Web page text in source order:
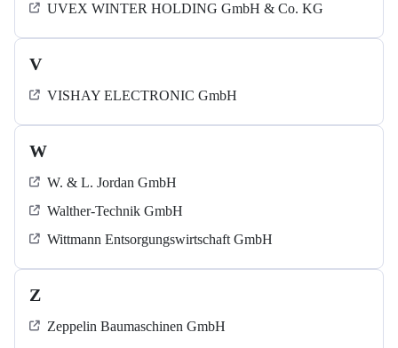
UVEX WINTER HOLDING GmbH & Co. KG
V
VISHAY ELECTRONIC GmbH
W
W. & L. Jordan GmbH
Walther-Technik GmbH
Wittmann Entsorgungswirtschaft GmbH
Z
Zeppelin Baumaschinen GmbH